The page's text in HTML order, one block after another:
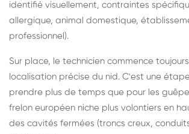
identifié visuellement, contraintes
allergique, animal domestique,
professionnel).
Sur place, le technicien commence
localisation précise du nid. C'est une
prendre plus de temps que pour les
frelon européen niche plus volontiers en
des cavités fermées (troncs creux,